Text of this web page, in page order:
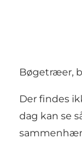
Bøgetræer,
Der findes
dag kan se